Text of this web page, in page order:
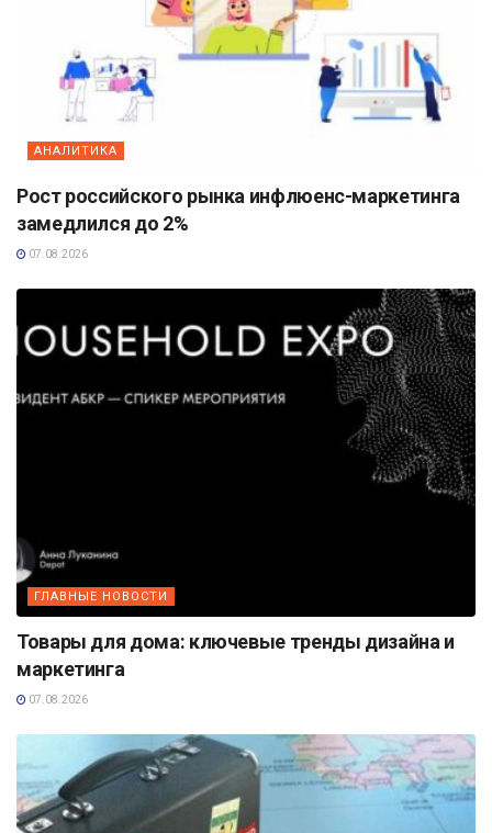
АНАЛИТИКА
Рост российского рынка инфлюенс-маркетинга
замедлился до 2%
07.08.2026
ГЛАВНЫЕ НОВОСТИ
Товары для дома: ключевые тренды дизайна и
маркетинга
07.08.2026